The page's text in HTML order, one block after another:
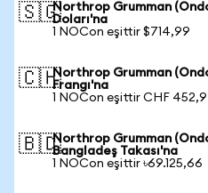
🇸🇬Northrop Grumman
Doları'na
1 NOCon eşittir $714,99
🇨🇭Northrop Grumman
Frangı'na
1 NOCon eşittir CHF
🇧🇩Northrop Grumman
Bangladeş Takası'na
1 NOCon eşittir ৳69.125,66